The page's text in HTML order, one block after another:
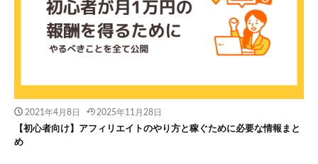
2021年4月8日 2025年11月28日
【初心者向け】アフィリエイトのやり方と稼ぐために必要な情報まと
め